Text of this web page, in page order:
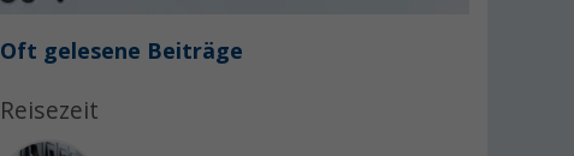
Oft gelesene Beiträge
Reisezeit